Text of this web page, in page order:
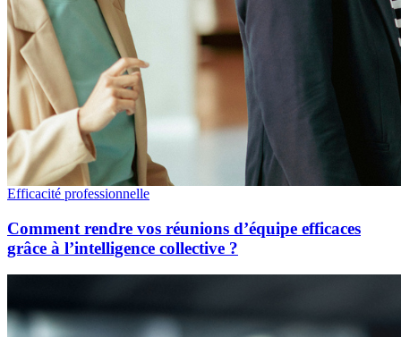
Efficacité professionnelle
Comment rendre vos réunions d’équipe efficaces
grâce à l’intelligence collective ?